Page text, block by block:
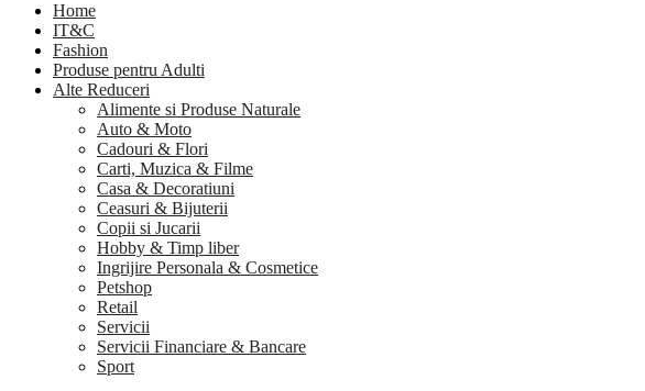
Home
IT&C
Fashion
Produse pentru Adulti
Alte Reduceri
Alimente si Produse Naturale
Auto & Moto
Cadouri & Flori
Carti, Muzica & Filme
Casa & Decoratiuni
Ceasuri & Bijuterii
Copii si Jucarii
Hobby & Timp liber
Ingrijire Personala & Cosmetice
Petshop
Retail
Servicii
Servicii Financiare & Bancare
Sport